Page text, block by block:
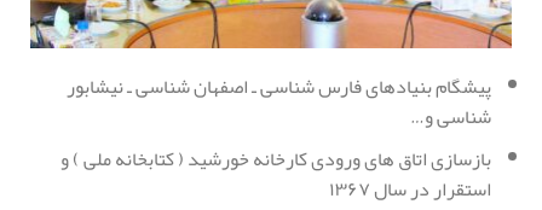
پیشگام بنیادهای فارس شناسی ـ اصفهان شناسی ـ نیشابور
شناسی و…
بازسازی اتاق های ورودی کارخانه خورشید ( کتابخانه ملی ) و
استقرار در سال ۱۳۶۷